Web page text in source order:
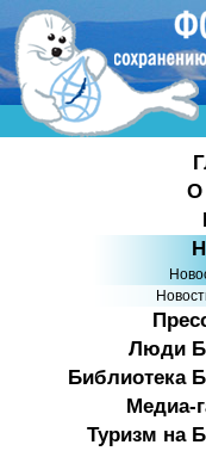
О
Люди
Библиотека
Медиа-
Туризм на